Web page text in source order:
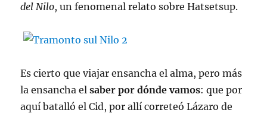
del Nilo, un fenomenal relato sobre Hatsetsup.
Es cierto que viajar ensancha el alma, pero más
la ensancha elsaber por dónde vamos: que por
aquí batalló el Cid, por allí correteó Lázaro de